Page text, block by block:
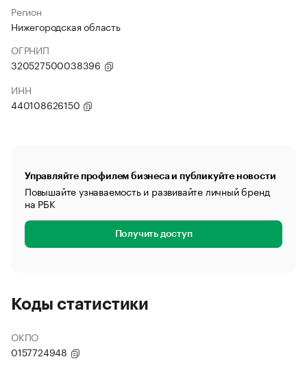
Регион
Нижегородская область
ОГРНИП
320527500038396
ИНН
440108626150
Управляйте профилем бизнеса и публикуйте новости
Повышайте узнаваемость и развивайте личный бренд
на РБК
Получить доступ
Коды статистики
ОКПО
0157724948